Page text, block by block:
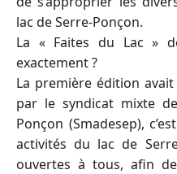
lac de Serre-Ponçon.
La « Faites du Lac »
exactement ?
La première édition
par le syndicat mixte
Ponçon (Smadesep),
activités du lac de
ouvertes à tous, afin